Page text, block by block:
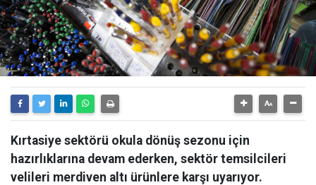
Kırtasiye sektörü okula dönüş sezonu için
hazırlıklarına devam ederken, sektör temsilcileri
velileri merdiven altı ürünlere karşı uyarıyor.